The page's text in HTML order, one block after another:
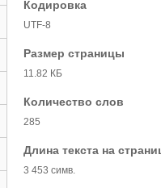
Кодировка
UTF-8
Размер страницы
11.82 КБ
Количество слов
285
Длина текста на
3 453 симв.